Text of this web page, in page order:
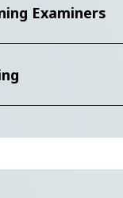
Examiners